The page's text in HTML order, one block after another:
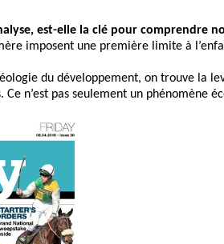
est-elle la clé pour comprendre
imposent une première limite à
du développement, on trouve la
n’est pas seulement un phénomène